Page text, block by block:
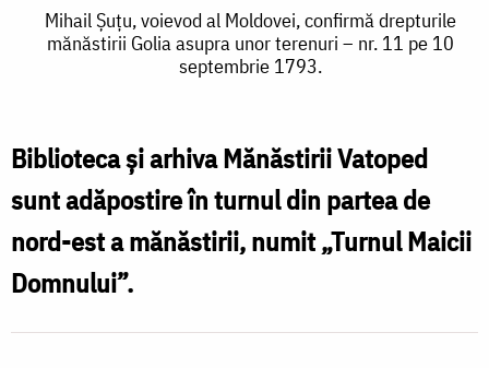
Mihail
Șuțu,
Moldovei,
confirmă
drepturile
mănăstirii
Mihail Șuțu, voievod al Moldovei, confirmă drepturile
mănăstirii Golia asupra unor terenuri – nr. 11 pe 10
septembrie 1793.
Biblioteca și arhiva Mănăstirii Vatoped
sunt adăpostire în turnul din partea de
nord-est a mănăstirii, numit „Turnul Maicii
Domnului”.